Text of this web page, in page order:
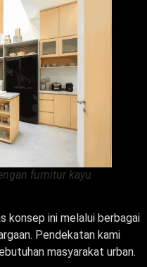
furnitur kayu
ini melalui berbagai
Pendekatan kami
masyarakat urban.